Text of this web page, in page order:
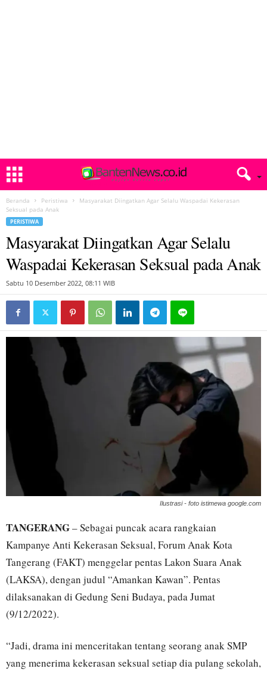
Beranda Peristiwa
Masyarakat Diingatkan Agar Selalu Waspadai Kekerasan
Seksual pada Anak
PERISTIWA
Masyarakat Diingatkan Agar Selalu
Waspadai Kekerasan Seksual pada Anak
Sabtu 10 Desember 2022, 08:11 WIB
Ilustrasi - foto istimewa google.com
TANGERANG– Sebagai puncak acara rangkaian
Kampanye Anti Kekerasan Seksual, Forum Anak Kota
Tangerang (FAKT) menggelar pentas Lakon Suara Anak
(LAKSA), dengan judul “Amankan Kawan”. Pentas
dilaksanakan di Gedung Seni Budaya, pada Jumat
(9/12/2022).
“Jadi, drama ini menceritakan tentang seorang anak SMP
yang menerima kekerasan seksual setiap dia pulang sekolah,